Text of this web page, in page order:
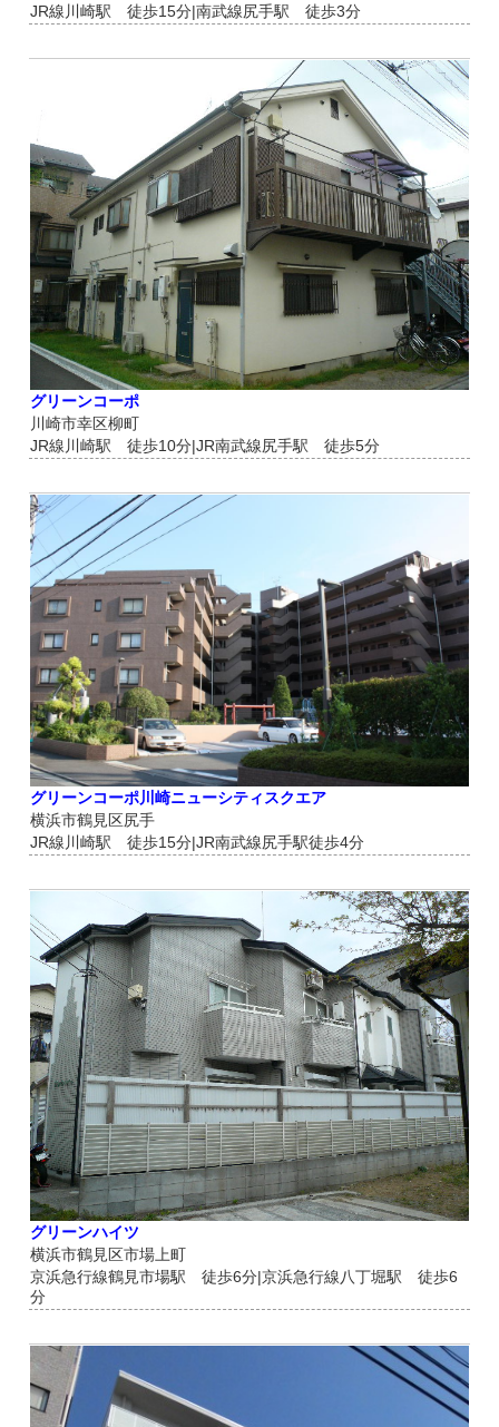
JR線川崎駅 徒歩15分|南武線尻手駅 徒歩3分
グリーンコーポ
川崎市幸区柳町
JR線川崎駅 徒歩10分|JR南武線尻手駅 徒歩5分
グリーンコーポ川崎ニューシティスクエア
横浜市鶴見区尻手
JR線川崎駅 徒歩15分|JR南武線尻手駅徒歩4分
グリーンハイツ
横浜市鶴見区市場上町
京浜急行線鶴見市場駅 徒歩6分|京浜急行線八丁堀駅 徒歩6
分